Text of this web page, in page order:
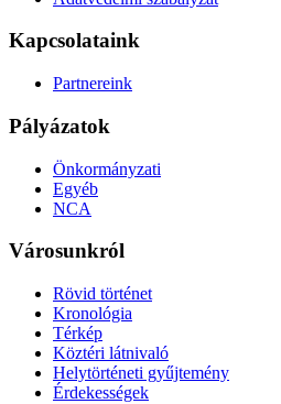
Kapcsolataink
Partnereink
Pályázatok
Önkormányzati
Egyéb
NCA
Városunkról
Rövid történet
Kronológia
Térkép
Köztéri látnivaló
Helytörténeti gyűjtemény
Érdekességek